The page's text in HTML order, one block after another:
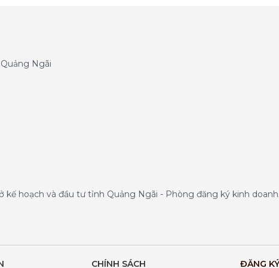
Ngãi
kế hoạch và đầu tư tỉnh Quảng Ngãi - Phòng đăng ký kinh doanh.
CHÍNH SÁCH ĐĂNG